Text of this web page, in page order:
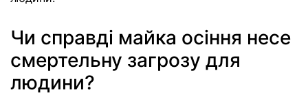
Чи справді майка осіння несе
смертельну загрозу для
людини?